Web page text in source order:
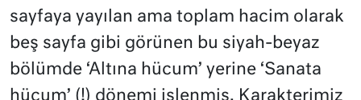
sayfaya yayılan ama toplam hacim olarak
beş sayfa gibi görünen bu siyah-beyaz
bölümde ‘Altına hücum’ yerine ‘Sanata
hücum’ (!) dönemi işlenmiş. Karakterimiz